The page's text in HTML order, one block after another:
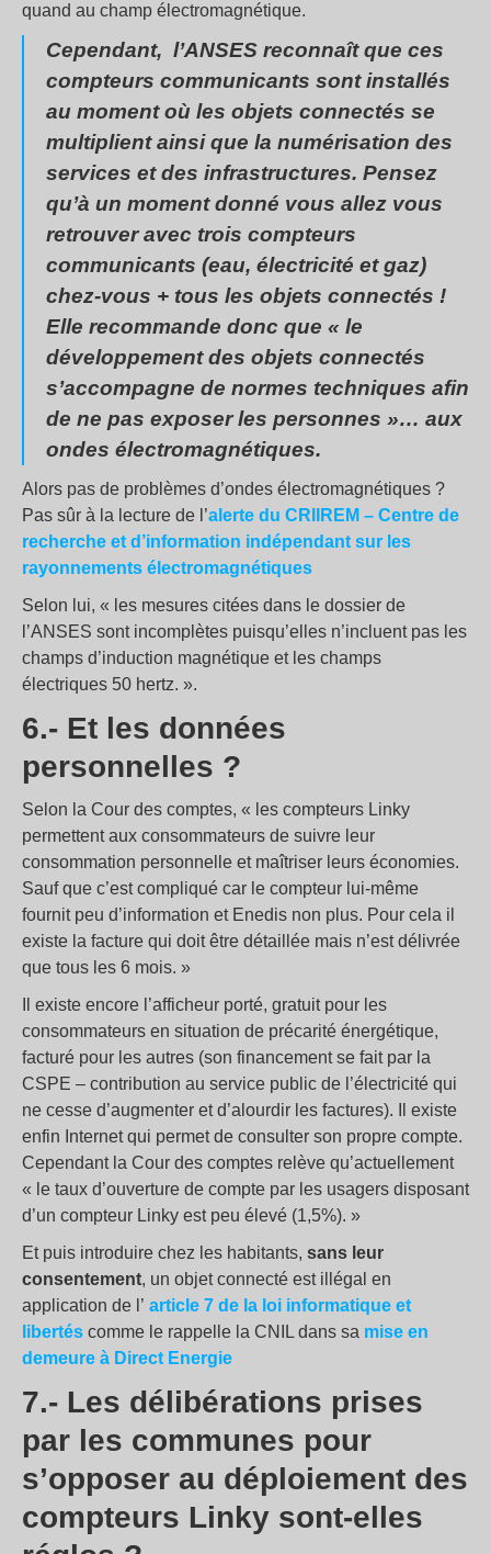
quand au champ électromagnétique.
Cependant, l’ANSES reconnaît que ces
compteurs communicants sont installés
au moment où les objets connectés se
multiplient ainsi que la numérisation des
services et des infrastructures. Pensez
qu’à un moment donné vous allez vous
retrouver avec trois compteurs
communicants (eau, électricité et gaz)
chez-vous + tous les objets connectés !
Elle recommande donc que « le
développement des objets connectés
s’accompagne de normes techniques afin
de ne pas exposer les personnes »… aux
ondes électromagnétiques.
Alors pas de problèmes d’ondes électromagnétiques ?
Pas sûr à la lecture de l’alerte du CRIIREM – Centre de
recherche et d’information indépendant sur les
rayonnements électromagnétiques
Selon lui, « les mesures citées dans le dossier de
l’ANSES sont incomplètes puisqu’elles n’incluent pas les
champs d’induction magnétique et les champs
électriques 50 hertz. ».
6.- Et les données
personnelles ?
Selon la Cour des comptes, « les compteurs Linky
permettent aux consommateurs de suivre leur
consommation personnelle et maîtriser leurs économies.
Sauf que c’est compliqué car le compteur lui-même
fournit peu d’information et Enedis non plus. Pour cela il
existe la facture qui doit être détaillée mais n’est délivrée
que tous les 6 mois. »
Il existe encore l’afficheur porté, gratuit pour les
consommateurs en situation de précarité énergétique,
facturé pour les autres (son financement se fait par la
CSPE – contribution au service public de l’électricité qui
ne cesse d’augmenter et d’alourdir les factures). Il existe
enfin Internet qui permet de consulter son propre compte.
Cependant la Cour des comptes relève qu’actuellement
« le taux d’ouverture de compte par les usagers disposant
d’un compteur Linky est peu élevé (1,5%). »
Et puis introduire chez les habitants, sans leur
consentement, un objet connecté est illégal en
application de l’ article 7 de la loi informatique et
libertés comme le rappelle la CNIL dans sa mise en
demeure à Direct Energie
7.- Les délibérations prises
par les communes pour
s’opposer au déploiement des
compteurs Linky sont-elles